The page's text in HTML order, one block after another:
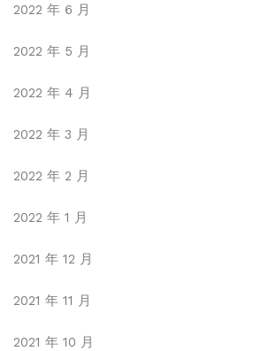
2022 年 6 月
2022 年 5 月
2022 年 4 月
2022 年 3 月
2022 年 2 月
2022 年 1 月
2021 年 12 月
2021 年 11 月
2021 年 10 月